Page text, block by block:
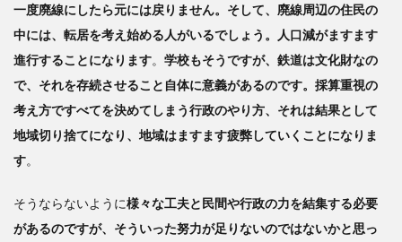
一度廃線にしたら元には戻りません。そして、廃線周辺の住民の
中には、転居を考え始める人がいるでしょう。人口減がますます
進行することになります。 学校もそうですが、鉄道は文化財なの
で、それを存続させること自体に意義があるのです。採算重視の
考え方ですべてを決めてしまう行政のやり方、それは結果として
地域切り捨てになり、地域はますます疲弊していくことになりま
す。
そうならないように様々な工夫と民間や行政の力を結集する必要
があるのですが、そういった努力が足りないのではないかと思っ